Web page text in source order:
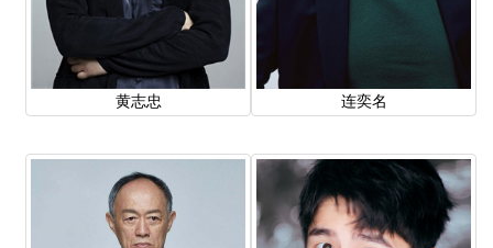
黄志忠 连奕名